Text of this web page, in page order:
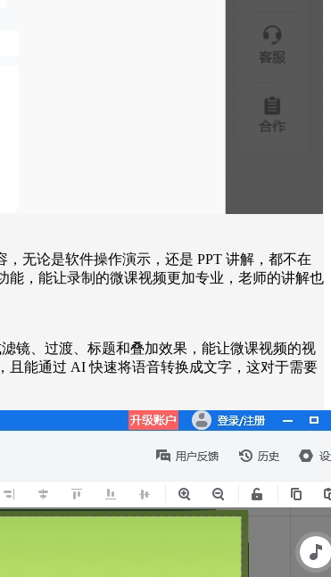
无论是软件操作演示，还是 PPT 讲解，都不在
，能让录制的微课视频更加专业，老师的讲解也
镜、过渡、标题和叠加效果，能让微课视频的视
且能通过 AI 快速将语音转换成文字，这对于需要